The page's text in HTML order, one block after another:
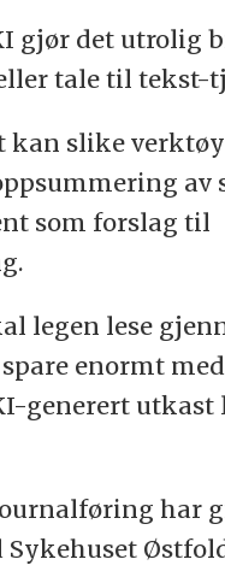
gjør det utrolig
tale til tekst-
kan slike
av
som forslag til
legen lese
enormt
generert utkast
har
Sykehuset